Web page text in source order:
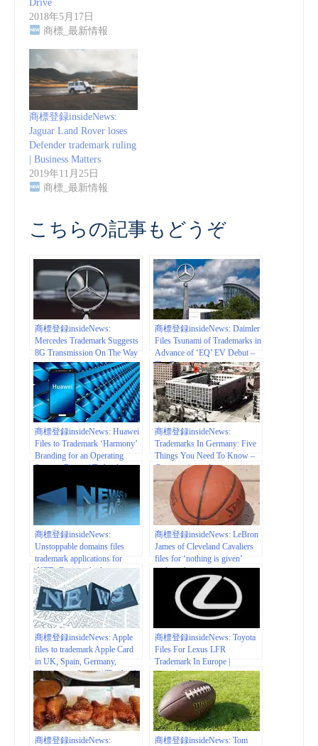
Drive
2018年5月17日
商標_最新情報
商標登録insideNews:
Jaguar Land Rover loses
Defender trademark ruling
| Business Matters
2019年11月25日
商標_最新情報
こちらの記事もどうぞ
商標登録insideNews:
Mercedes Trademark Suggests
8G Transmission On The Way
商標登録insideNews: Daimler
Files Tsunami of Trademarks in
Advance of ‘EQ’ EV Debut –
The Drive
商標登録insideNews: Huawei
Files to Trademark ‘Harmony’
Branding for an Operating
System: Report | Technology
商標登録insideNews:
Trademarks In Germany: Five
Things You Need To Know –
Germany | mondaq.com
商標登録insideNews:
Unstoppable domains files
trademark applications for
.NFT, .Doge and others –
Domain Name Wire | Domain
Name News
商標登録insideNews: LeBron
James of Cleveland Cavaliers
files for ‘nothing is given’
trademark
商標登録insideNews: Apple
files to trademark Apple Card
in UK, Spain, Germany,
Slovakia, and more | The Apple
Post
商標登録insideNews: Toyota
Files For Lexus LFR
Trademark In Europe |
motor1.com
商標登録insideNews: 商標登録insideNews: Tom